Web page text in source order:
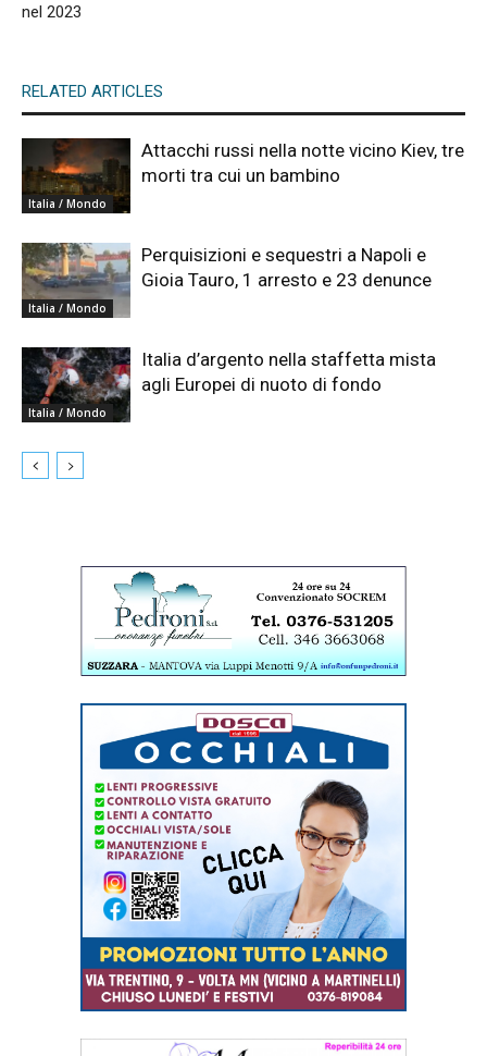
nel 2023
RELATED ARTICLES
Italia / Mondo
Attacchi russi nella notte vicino Kiev, tre
morti tra cui un bambino
Italia / Mondo
Perquisizioni e sequestri a Napoli e
Gioia Tauro, 1 arresto e 23 denunce
Italia / Mondo
Italia d’argento nella staffetta mista
agli Europei di nuoto di fondo